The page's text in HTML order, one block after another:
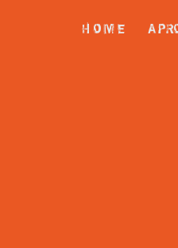
H O M E A